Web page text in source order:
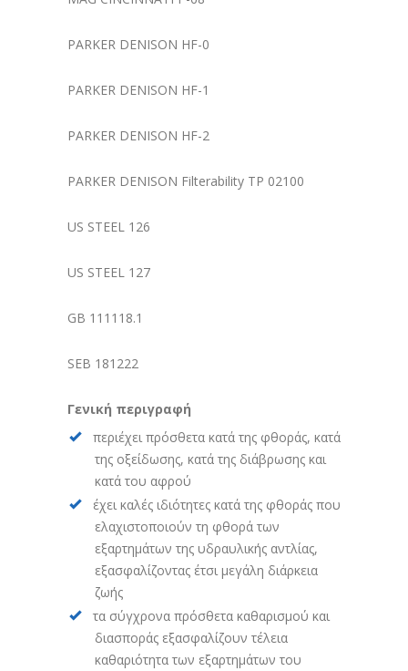
PARKER DENISON HF-0
PARKER DENISON HF-1
PARKER DENISON HF-2
PARKER DENISON Filterability TP 02100
US STEEL 126
US STEEL 127
GB 111118.1
SEB 181222
Γενική περιγραφή
περιέχει πρόσθετα κατά της φθοράς, κατά
της οξείδωσης, κατά της διάβρωσης και
κατά του αφρού
έχει καλές ιδιότητες κατά της φθοράς που
ελαχιστοποιούν τη φθορά των
εξαρτημάτων της υδραυλικής αντλίας,
εξασφαλίζοντας έτσι μεγάλη διάρκεια
ζωής
τα σύγχρονα πρόσθετα καθαρισμού και
διασποράς εξασφαλίζουν τέλεια
καθαριότητα των εξαρτημάτων του